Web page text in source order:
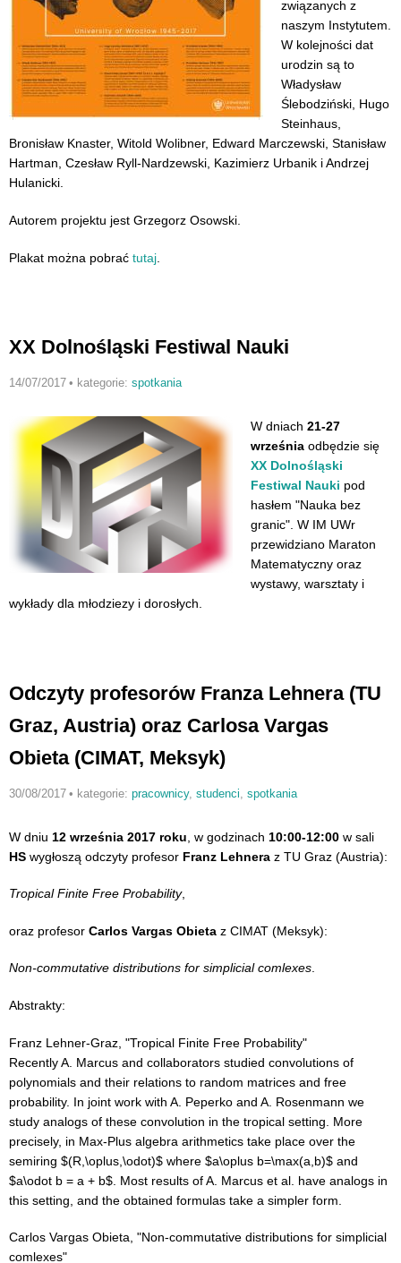
związanych z
naszym Instytutem.
W kolejności dat
urodzin są to
Władysław
Ślebodziński, Hugo
Steinhaus,
Bronisław Knaster, Witold Wolibner, Edward Marczewski, Stanisław
Hartman, Czesław Ryll-Nardzewski, Kazimierz Urbanik i Andrzej
Hulanicki.
Autorem projektu jest Grzegorz Osowski.
Plakat można pobrać tutaj
XX Dolnośląski Festiwal Nauki
14/07/2017 • kategorie: spotkania
W dniach 21-27
września odbędzie się
XX Dolnośląski
Festiwal Nauki pod
hasłem "Nauka bez
granic". W IM UWr
przewidziano Maraton
Matematyczny oraz
wystawy, warsztaty i
wykłady dla młodziezy i dorosłych.
Odczyty profesorów Franza Lehnera (TU
Graz, Austria) oraz Carlosa Vargas
Obieta (CIMAT, Meksyk)
30/08/2017 • kategorie: pracownicy, studenci spotkania
W dniu 12 września 2017 roku w godzinach 10:00-12:00 w sali
HS wygłoszą odczyty profesor Franz Lehnera z TU Graz (Austria):
Tropical Finite Free Probability,
oraz profesor Carlos Vargas Obieta z CIMAT (Meksyk):
Non-commutative distributions for simplicial comlexes.
Abstrakty:
Franz Lehner-Graz, "Tropical Finite Free Probability"
Recently A. Marcus and collaborators studied convolutions of
polynomials and their relations to random matrices and free
probability. In joint work with A. Peperko and A. Rosenmann we
study analogs of these convolution in the tropical setting. More
precisely, in Max-Plus algebra arithmetics take place over the
semiring $(R,\oplus,\odot)$ where $a\oplus b=\max(a,b)$ and
$a\odot b = a + b$. Most results of A. Marcus et al. have analogs in
this setting, and the obtained formulas take a simpler form.
Carlos Vargas Obieta, "Non-commutative distributions for simplicial
comlexes"